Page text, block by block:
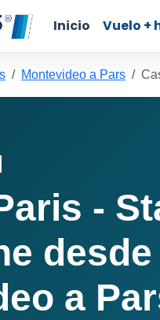
Inicio Vuelo +
Montevideo a Pars
-
desde
a